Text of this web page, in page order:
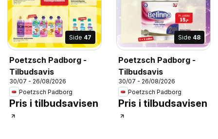
Side 47
Poetzsch Padborg -
Tilbudsavis
30/07 - 26/08/2026
Poetzsch Padborg
Pris i tilbudsavisen
Side 48
Poetzsch Padborg -
Tilbudsavis
30/07 - 26/08/2026
Poetzsch Padborg
Pris i tilbudsavisen